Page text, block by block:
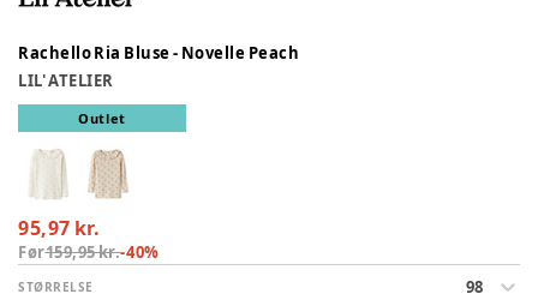
Rachello Ria Bluse - Novelle Peach
LIL' ATELIER
Outlet
95,97 kr.
Før159,95 kr.-40%
STØRRELSE 98